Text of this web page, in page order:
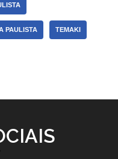
PAULISTA TEMAKI